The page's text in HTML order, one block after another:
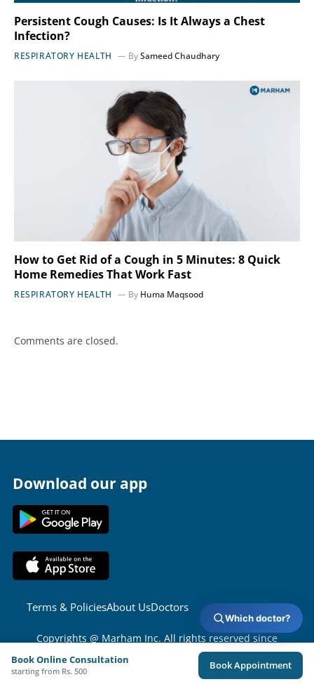
Persistent Cough Causes: Is It Always a Chest
Infection?
RESPIRATORY HEALTH BySameed Chaudhary
How to Get Rid of a Cough in 5 Minutes: 8 Quick
Home Remedies That Work Fast
RESPIRATORY HEALTH By Huma Maqsood
Comments are closed.
Download our app
Terms & PoliciesAbout UsDoctors
Copyrights @ Marham Inc. All rights reserved since
Book Online Consultation
starting from Rs. 500 Book Appointment
Which doctor?